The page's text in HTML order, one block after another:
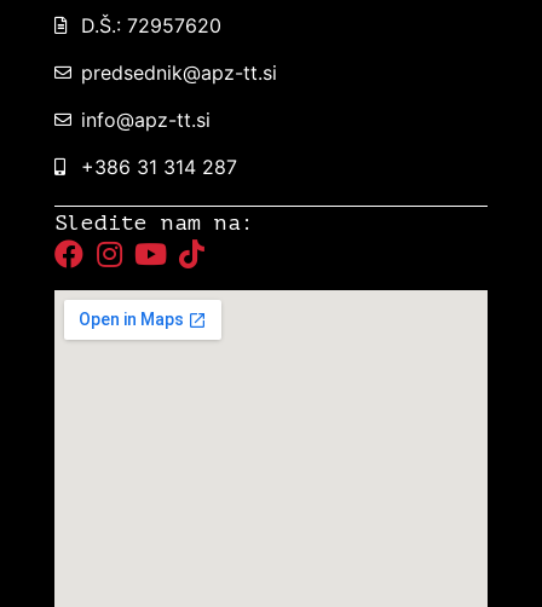
D.Š.: 72957620
predsednik@apz-tt.si
info@apz-tt.si
+386 31 314 287
Sledite nam na: